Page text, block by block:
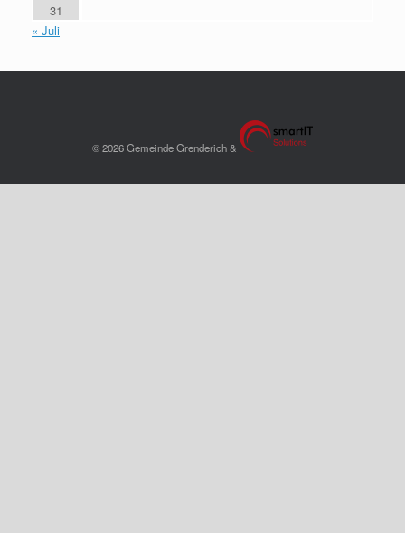
31
« Juli
© 2026 Gemeinde Grenderich &